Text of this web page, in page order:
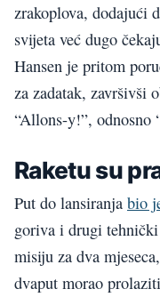
zrakoplova, dodajući
svijeta već dugo
Hansen je pritom
za zadatak, završivši
“Allons-y!”, odnosno
Raketu su
Put do lansiranja bio
goriva i drugi
misiju za dva
dvaput morao